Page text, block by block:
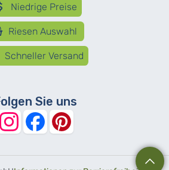
Niedrige Preise
Riesen Auswahl
Schneller Versand
Sie uns